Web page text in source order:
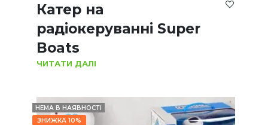
Катер на
радіокеруванні Super
Boats
ЧИТАТИ ДАЛІ
НЕМА В НАЯВНОСТІ
ЗНИЖКА 10%